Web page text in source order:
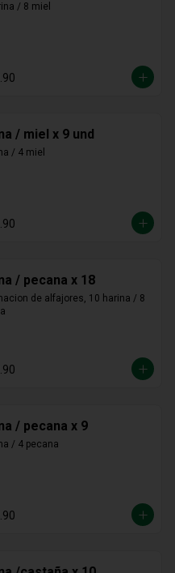
/ 8 miel
/ miel x 9 und
/ 4 miel
/ pecana x 18
de alfajores, 10 harina / 8
/ pecana x 9
/ 4 pecana